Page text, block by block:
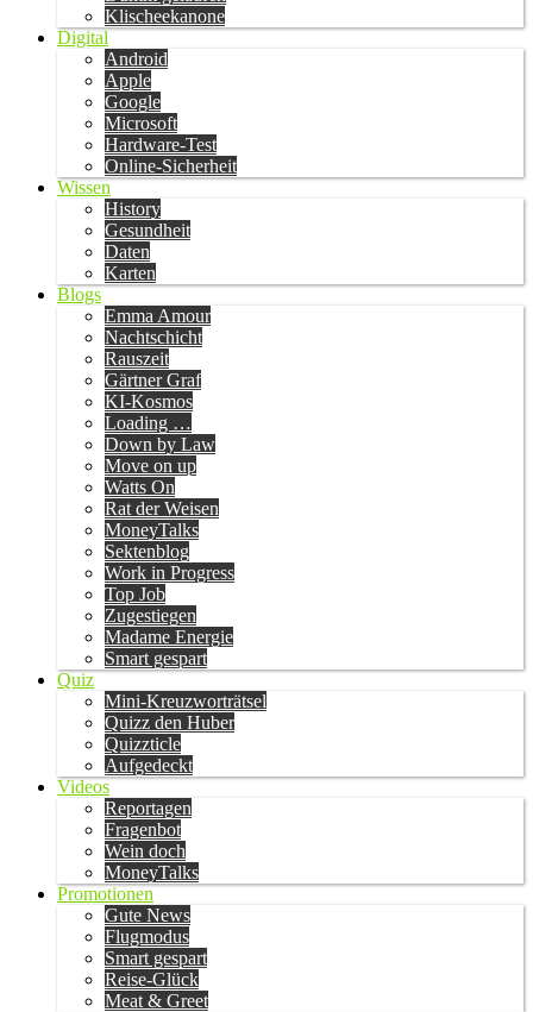
Klischeekanone
Digital
Android
Apple
Google
Microsoft
Hardware-Test
Online-Sicherheit
Wissen
History
Gesundheit
Daten
Karten
Blogs
Emma Amour
Nachtschicht
Rauszeit
Gärtner Graf
KI-Kosmos
Loading …
Down by Law
Move on up
Watts On
Rat der Weisen
MoneyTalks
Sektenblog
Work in Progress
Top Job
Zugestiegen
Madame Energie
Smart gespart
Quiz
Mini-Kreuzworträtsel
Quizz den Huber
Quizzticle
Aufgedeckt
Videos
Reportagen
Fragenbot
Wein doch
MoneyTalks
Promotionen
Gute News
Flugmodus
Smart gespart
Reise-Glück
Meat & Greet